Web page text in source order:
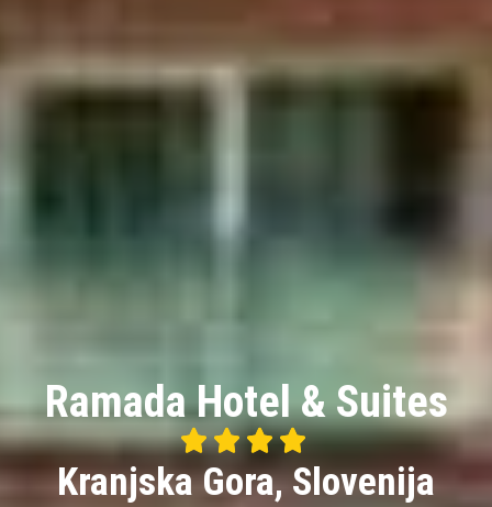
Ramada Hotel & Suites
   4/5
Kranjska Gora, Slovenija